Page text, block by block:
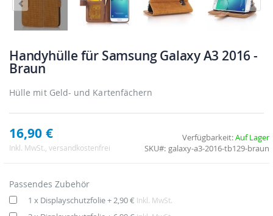
Handyhülle für Samsung Galaxy A3 2016 -
Braun
Hülle mit Geld- und Kartenfächern
16,90 €
Inkl. MwSt. , versandkostenfrei
Verfügbarkeit:Auf Lager
SKU
galaxy-a3-2016-tb129-braun
Passendes Zubehör
1 x Displayschutzfolie+ 2,90 € Inkl. MwSt.